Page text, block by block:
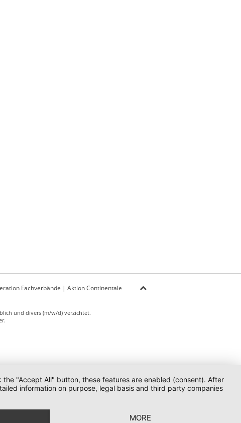
Fachverbände | Aktion Continentale
und divers (m/w/d) verzichtet.
"Accept All" button, these features are enabled (consent). After
information on purpose, legal basis and third party companies
MORE